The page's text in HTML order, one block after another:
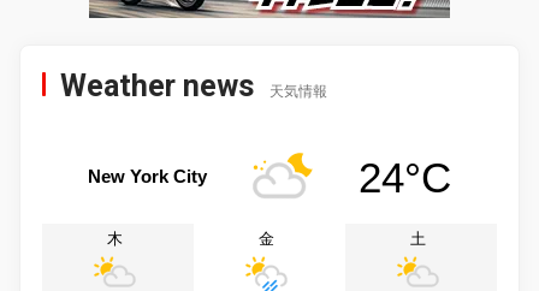
Weather news 天気情報
New York City 24°C
木 金 土